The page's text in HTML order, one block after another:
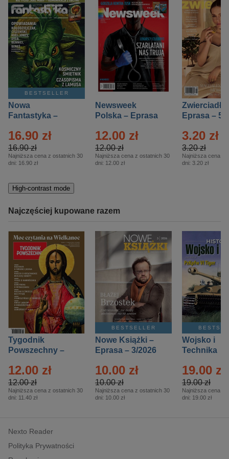
BESTSELLER
Nowa
Fantastyka –
16.90 zł
16.90 zł
Najniższa cena z ostatnich 30
dni: 16.90 zł
Newsweek
Polska – Eprasa
12.00 zł
12.00 zł
Najniższa cena z ostatnich 30
dni: 12.00 zł
Zwierciadło
Eprasa – 5/
3.20 zł
3.20 zł
Najniższa cena z
dni: 3.20 zł
High-contrast mode
Najczęściej kupowane razem
Tygodnik
Powszechny –
12.00 zł
12.00 zł
Najniższa cena z ostatnich 30
dni: 11.40 zł
BESTSELLER
Nowe Książki –
Eprasa – 3/2026
10.00 zł
10.00 zł
Najniższa cena z ostatnich 30
dni: 10.00 zł
Wojsko i
Technika
– 2/2026
19.00 zł
19.00 zł
Najniższa cena z
dni: 19.00 zł
Nexto Reader
Polityka Prywatności